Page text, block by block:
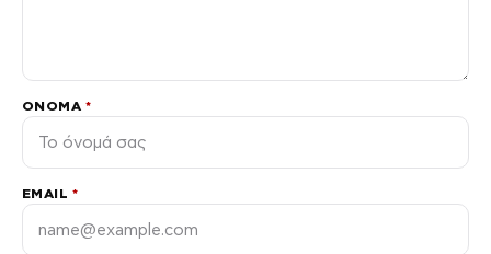
ΌΝΟΜΑ *
EMAIL *